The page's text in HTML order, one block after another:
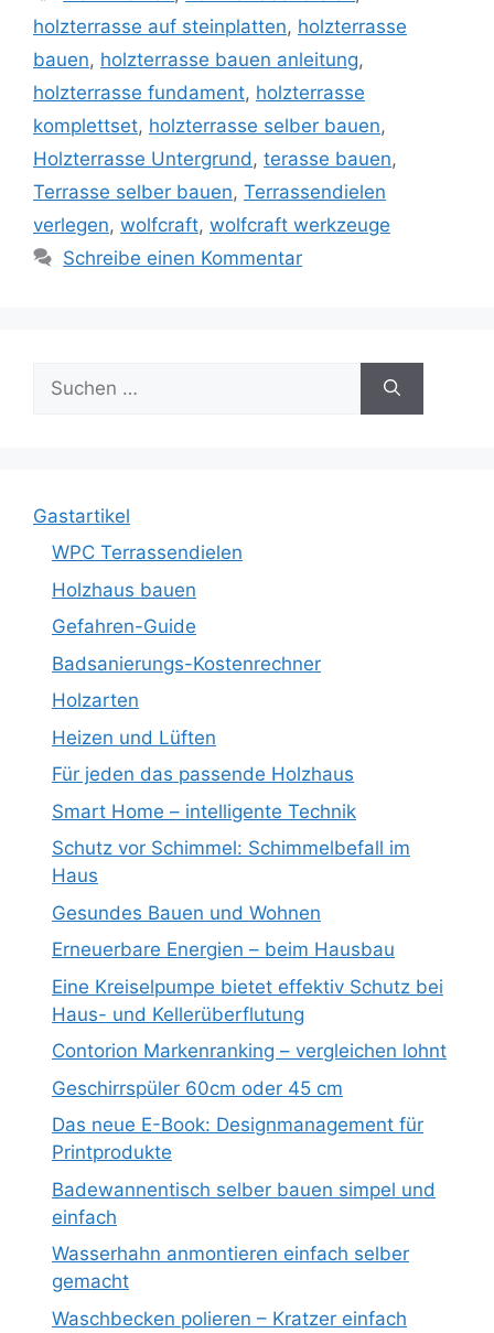
holzterrasse auf steinplatten, holzterrasse
bauen, holzterrasse bauen anleitung,
holzterrasse fundament, holzterrasse
komplettset, holzterrasse selber bauen,
Holzterrasse Untergrund , terasse bauen,
Terrasse selber bauen, Terrassendielen
verlegen, wolfcraft, wolfcraft werkzeuge
Schreibe einen Kommentar
nach:
Gastartikel
WPC Terrassendielen
Holzhaus bauen
Gefahren-Guide
Badsanierungs-Kostenrechner
Holzarten
Heizen und Lüften
Für jeden das passende Holzhaus
Smart Home – intelligente Technik
Schutz vor Schimmel: Schimmelbefall im
Haus
Gesundes Bauen und Wohnen
Erneuerbare Energien – beim Hausbau
Eine Kreiselpumpe bietet effektiv Schutz bei
Haus- und Kellerüberflutung
Contorion Markenranking – vergleichen lohnt
Geschirrspüler 60cm oder 45 cm
Das neue E-Book: Designmanagement für
Printprodukte
Badewannentisch selber bauen simpel und
einfach
Wasserhahn anmontieren einfach selber
gemacht
Waschbecken polieren – Kratzer einfach